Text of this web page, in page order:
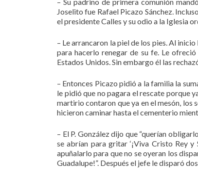
Joselito fue Rafael Picazo Sánchez.
el presidente Calles y su odio a la Iglesia
– Le arrancaron la piel de los pies. Al
para hacerlo renegar de su fe. Le
Estados Unidos. Sin embargo él las
– Entonces Picazo pidió a la familia la
le pidió que no pagara el rescate porque
martirio contaron que ya en el mesón, los
hicieron caminar hasta el cementerio
– El P. González dijo que “querían
se abrían para gritar ‘¡Viva Cristo Rey
apuñalarlo para que no se oyeran los
Guadalupe!”. Después el jefe le disparó